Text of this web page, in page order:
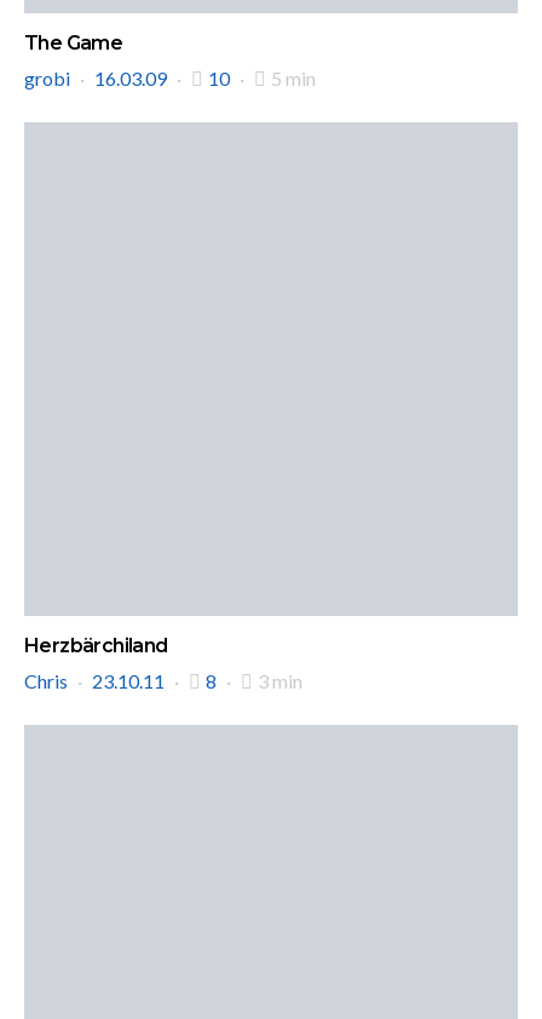
The Game
grobi
16.03.09 10 5 min
Herzbärchiland
Chris
23.10.11 8 3 min